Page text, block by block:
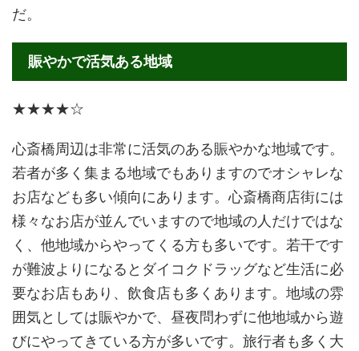
だ。
賑やかで活気ある地域
★★★★☆
心斎橋周辺は非常に活気のある賑やかな地域です。
若者が多く集まる地域でもありますのでオシャレな
お店なども多い傾向にあります。心斎橋商店街には
様々なお店が並んでいますので地域の人だけではな
く、他地域からやってくる方も多いです。若干です
が難波よりになるとダイコクドラッグなど生活に必
要なお店もあり、飲食店も多くあります。地域の雰
囲気としては賑やかで、昼夜問わずに他地域から遊
びにやってきている方が多いです。旅行者も多く大